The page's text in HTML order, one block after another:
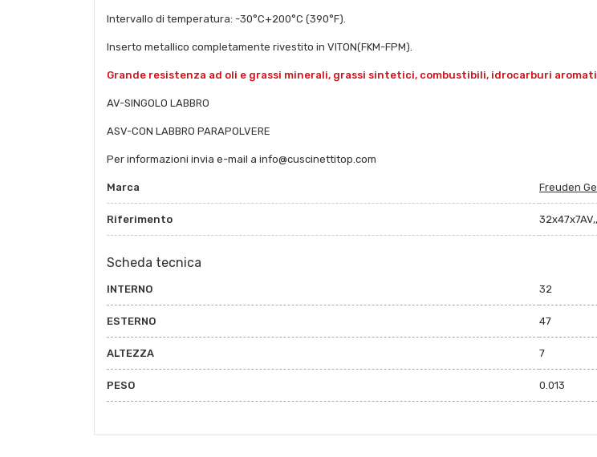
Intervallo di temperatura: -30°C+200°C (390°F).
Inserto metallico completamente rivestito in VITON(FKM-FPM).
Grande resistenza ad oli e grassi minerali, grassi sintetici, combustibili, idrocarburi
AV-SINGOLO LABBRO
ASV-CON LABBRO PARAPOLVERE
Per informazioni invia e-mail a info@cuscinettitop.com
Marca Freuden
Riferimento
Scheda tecnica
INTERNO 32
ESTERNO 47
ALTEZZA 7
PESO 0.013